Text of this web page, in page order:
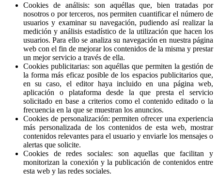
Cookies de análisis: son aquéllas que, bien tratadas por
nosotros o por terceros, nos permiten cuantificar el número de
usuarios y examinar su navegación, pudiendo así realizar la
medición y análisis estadístico de la utilización que hacen los
usuarios. Para ello se analiza su navegación en nuestra página
web con el fin de mejorar los contenidos de la misma y prestar
un mejor servicio a través de ella.
Cookies publicitarias: son aquéllas que permiten la gestión de
la forma más eficaz posible de los espacios publicitarios que,
en su caso, el editor haya incluido en una página web,
aplicación o plataforma desde la que presta el servicio
solicitado en base a criterios como el contenido editado o la
frecuencia en la que se muestran los anuncios.
Cookies de personalización: permiten ofrecer una experiencia
más personalizada de los contenidos de esta web, mostrar
contenidos relevantes para el usuario y enviarle los mensajes o
alertas que solicite.
Cookies de redes sociales: son aquellas que facilitan y
monitorizan la conexión y la publicación de contenidos entre
esta web y las redes sociales.